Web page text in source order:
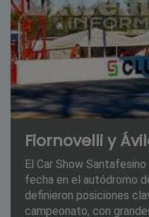
Fiornovelli y
El Car Show
fecha en el autódromo
definieron posiciones
campeonato, con